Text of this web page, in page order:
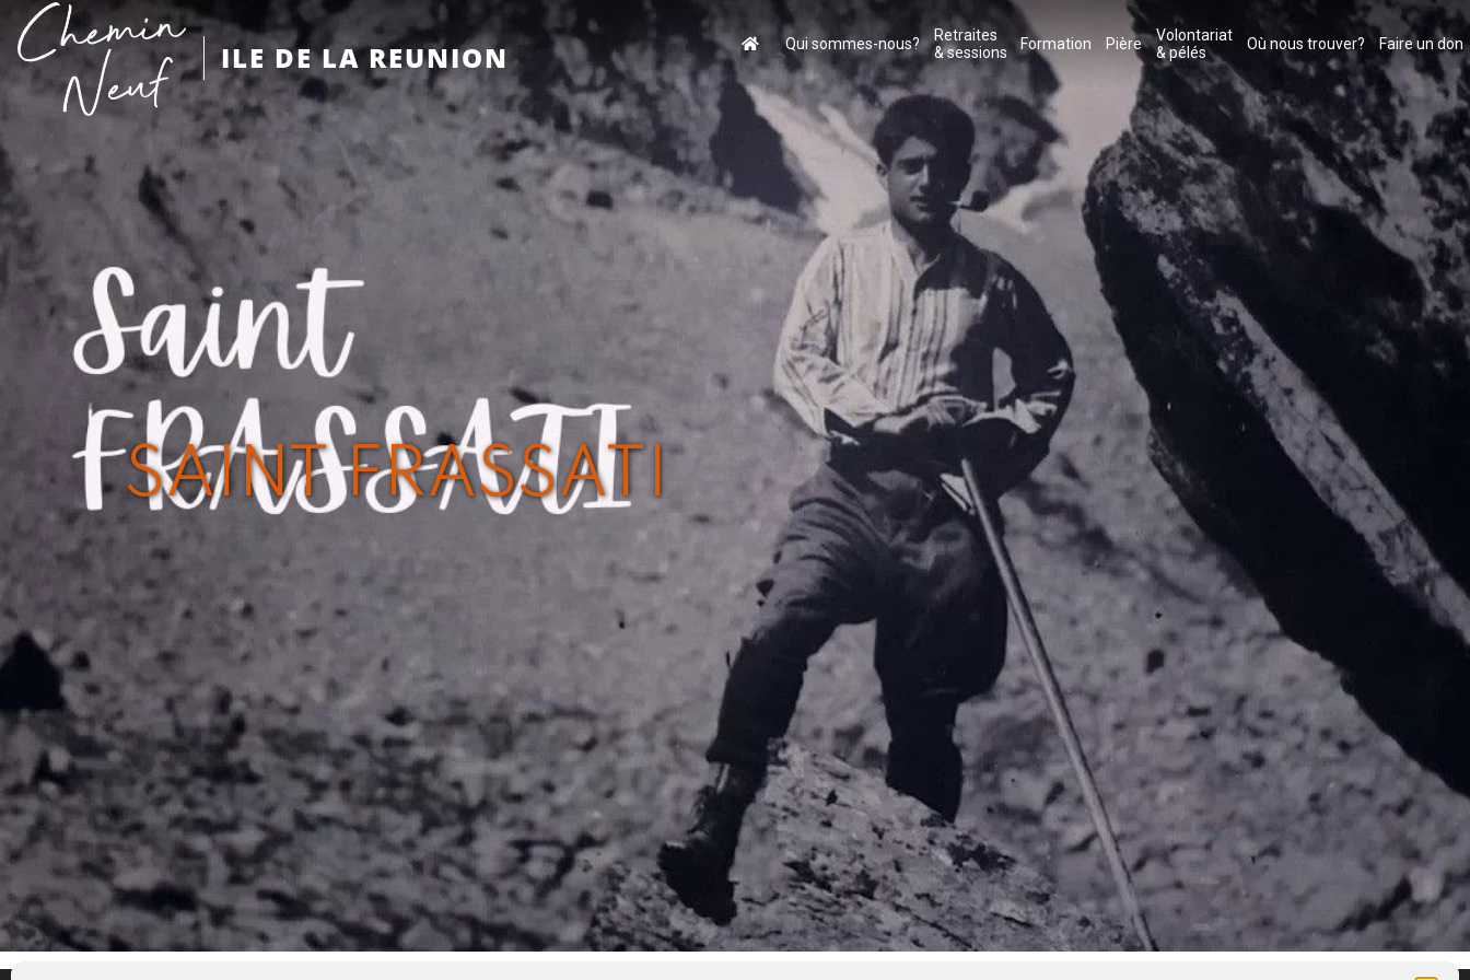
ILE DE LA REUNION Qui sommes-nous?
Retraites
& sessions
Formation Pière
Volontariat
& pélés
Où nous trouver? Faire un don
SAINT FRASSATI